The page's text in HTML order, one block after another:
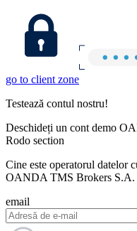
go to client zone
Testează contul nostru!
Deschideți un cont demo
Rodo section
Cine este operatorul datelor
OANDA TMS Brokers S.A.
email